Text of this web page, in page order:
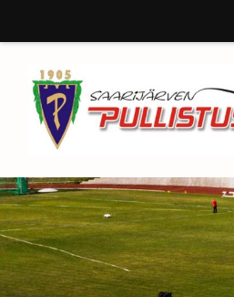
sivun
sisältöön
Saarijärven Pullistus